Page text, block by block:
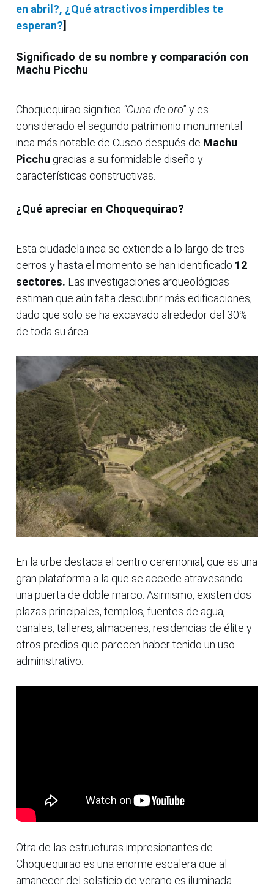
en abril?, ¿Qué atractivos imperdibles te
esperan?]
Significado de su nombre y comparación con
Machu Picchu
Choquequirao significa “Cuna de oro” y es
considerado el segundo patrimonio monumental
inca más notable de Cusco después de Machu
Picchu gracias a su formidable diseño y
características constructivas.
¿Qué apreciar en Choquequirao?
Esta ciudadela inca se extiende a lo largo de tres
cerros y hasta el momento se han identificado 12
sectores. Las investigaciones arqueológicas
estiman que aún falta descubrir más edificaciones,
dado que solo se ha excavado alrededor del 30%
de toda su área.
En la urbe destaca el centro ceremonial, que es una
gran plataforma a la que se accede atravesando
una puerta de doble marco. Asimismo, existen dos
plazas principales, templos, fuentes de agua,
canales, talleres, almacenes, residencias de élite y
otros predios que parecen haber tenido un uso
administrativo.
Otra de las estructuras impresionantes de
Choquequirao es una enorme escalera que al
amanecer del solsticio de verano es iluminada